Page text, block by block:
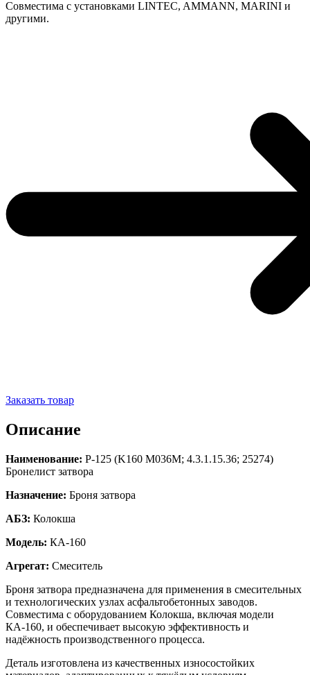
Совместима с установками LINTEC, AMMANN, MARINI и
другими.
Заказать товар
Описание
Наименование: Р-125 (K160 M036M; 4.3.1.15.36; 25274)
Бронелист затвора
Назначение: Броня затвора
АБЗ: Колокша
Модель: КА-160
Агрегат: Смеситель
Броня затвора предназначена для применения в смесительных
и технологических узлах асфальтобетонных заводов.
Совместима с оборудованием Колокша, включая модели
КА-160, и обеспечивает высокую эффективность и
надёжность производственного процесса.
Деталь изготовлена из качественных износостойких